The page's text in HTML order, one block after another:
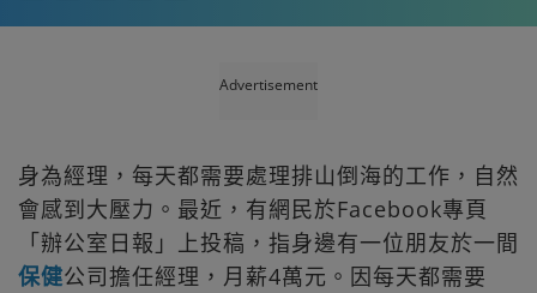
Advertisement
身為經理，每天都需要處理排山倒海的工作，自然
會感到大壓力。最近，有網民於Facebook專頁
「辦公室日報」上投稿，指身邊有一位朋友於一間
保健公司擔任經理，月薪4萬元。因每天都需要